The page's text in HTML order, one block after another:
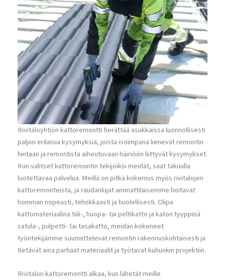
Rivitaloyhtiön kattoremontti herättää asukkaissa luonnollisesti
paljon erilaisia kysymyksiä, joista isoimpana lienevät remontin
hintaan ja remontista aiheutuvaan häiriöön liittyvät kysymykset.
Kun valitset kattoremontin tekijöiksi meidät, saat takuulla
luotettavaa palvelua. Meillä on pitkä kokemus myös rivitalojen
kattoremonteista, ja raudanlujat ammattilaisemme hoitavat
homman nopeasti, tehokkaasti ja huolellisesti. Olipa
kattomateriaalina tiili-, huopa- tai peltikatto ja katon tyyppinä
satula-, pulpetti- tai tasakatto, meidän kokeneet
työntekijämme suunnittelevat remontin rakennuskohtaisesti ja
tietävät aina parhaat materiaalit ja työtavat kuhunkin projektiin.
Rivitalon kattoremontti alkaa, kun lähetät meille